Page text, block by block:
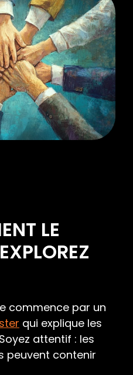
LE
commence par un
qui explique les
attentif : les
peuvent contenir